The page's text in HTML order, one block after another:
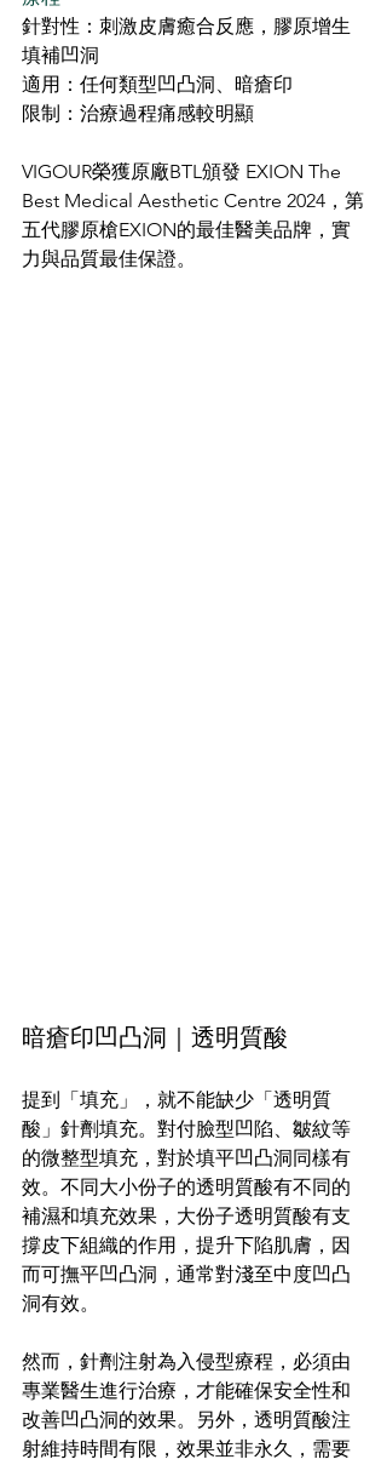
針對性：刺激皮膚癒合反應，膠原增生
填補凹洞
適用：任何類型凹凸洞、暗瘡印
限制：治療過程痛感較明顯
VIGOUR榮獲原廠BTL頒發 EXION The
Best Medical Aesthetic Centre 2024，第
五代膠原槍EXION的最佳醫美品牌，實
力與品質最佳保證。
暗瘡印凹凸洞｜透明質酸
提到「填充」，就不能缺少「透明質
酸」針劑填充。對付臉型凹陷、皺紋等
的微整型填充，對於填平凹凸洞同樣有
效。不同大小份子的透明質酸有不同的
補濕和填充效果，大份子透明質酸有支
撐皮下組織的作用，提升下陷肌膚，因
而可撫平凹凸洞，通常對淺至中度凹凸
洞有效。
然而，針劑注射為入侵型療程，必須由
專業醫生進行治療，才能確保安全性和
改善凹凸洞的效果。另外，透明質酸注
射維持時間有限，效果並非永久，需要